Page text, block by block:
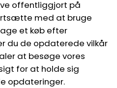
offentliggjort på
med at bruge
et køb efter
du de opdaterede vilkår
at besøge vores
for at holde sig
opdateringer.